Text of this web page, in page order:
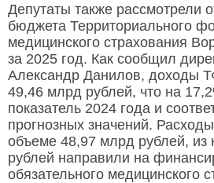
Депутаты также рассмотрели
бюджета Территориального
медицинского страхования
за 2025 год. Как сообщил
Александр Данилов, доходы
49,46 млрд рублей, что на
показатель 2024 года и
прогнозных значений.
объеме 48,97 млрд рублей, из
рублей направили на
обязательного медицинского